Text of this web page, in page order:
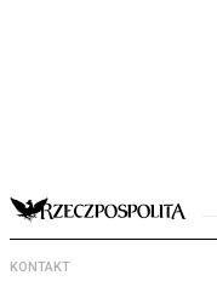
KONTAKT